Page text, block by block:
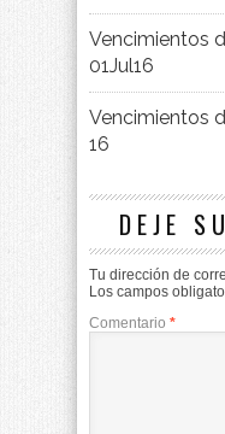
Vencimientos
01Jul16
Vencimientos
16
DEJE
Tu dirección de
Los campos
Comentario *